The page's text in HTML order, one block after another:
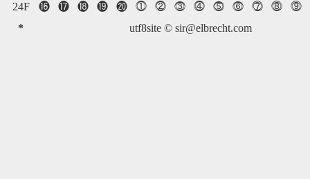
24F
⓰ ⓱ ⓲ ⓳ ⓴ ⓵ ⓶ ⓷ ⓸ ⓹ ⓺ ⓻ ⓼
⓽
*
utf8site © sir@elbrecht.com